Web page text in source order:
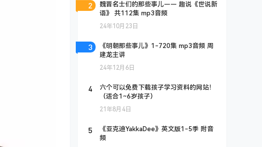
2
魏晋名士们的那些事儿—— 趣说《世说新
语》 共112集 mp3音频
24年10月23日
3
《明朝那些事儿》1-720集 mp3音频 周
建龙主讲
24年12月6日
4
六个可以免费下载孩子学习资料的网站！
（适合1~6岁孩子）
21年8月4日
5
《亚克迪YakkaDee》英文版1-5季 附音
频